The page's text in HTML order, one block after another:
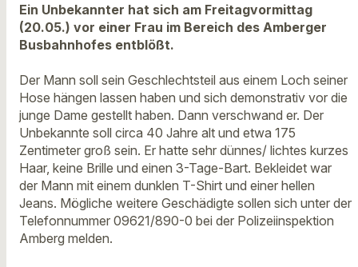
Ein Unbekannter hat sich am Freitagvormittag
(20.05.) vor einer Frau im Bereich des Amberger
Busbahnhofes entblößt.
Der Mann soll sein Geschlechtsteil aus einem Loch seiner
Hose hängen lassen haben und sich demonstrativ vor die
junge Dame gestellt haben. Dann verschwand er. Der
Unbekannte soll circa 40 Jahre alt und etwa 175
Zentimeter groß sein. Er hatte sehr dünnes/ lichtes kurzes
Haar, keine Brille und einen 3-Tage-Bart. Bekleidet war
der Mann mit einem dunklen T-Shirt und einer hellen
Jeans. Mögliche weitere Geschädigte sollen sich unter der
Telefonnummer 09621/890-0 bei der Polizeiinspektion
Amberg melden.